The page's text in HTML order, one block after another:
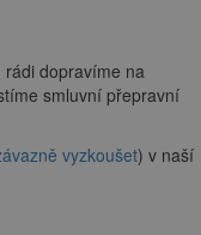
rádi dopravíme na
smluvní přepravní
vyzkoušet) v naší